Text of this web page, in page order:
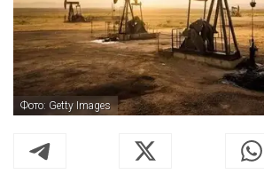
Фото: Getty Images